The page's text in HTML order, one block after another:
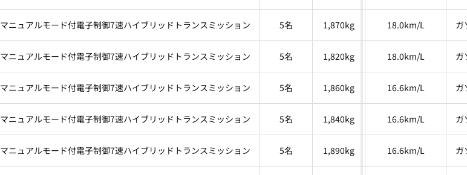
マニュアルモード付電子制御7速ハイブリッドトランスミッション 5名 1,870kg 18.0km/L ガ
マニュアルモード付電子制御7速ハイブリッドトランスミッション 5名 1,820kg 18.0km/L ガ
マニュアルモード付電子制御7速ハイブリッドトランスミッション 5名 1,860kg 16.6km/L ガ
マニュアルモード付電子制御7速ハイブリッドトランスミッション 5名 1,840kg 16.6km/L ガ
マニュアルモード付電子制御7速ハイブリッドトランスミッション 5名 1,890kg 16.6km/L ガ